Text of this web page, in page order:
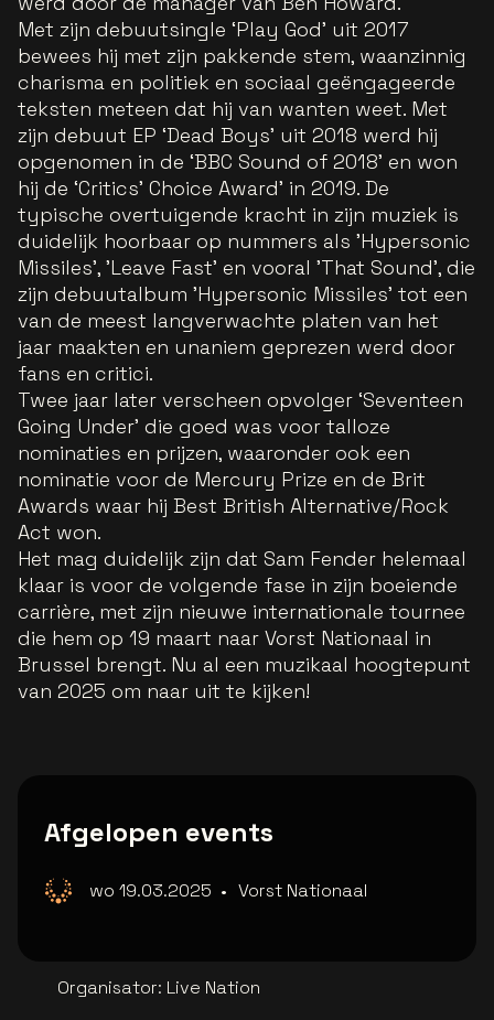
Met zijn debuutsingle ‘Play God’ uit 2017
bewees hij met zijn pakkende stem, waanzinnig
charisma en politiek en sociaal geëngageerde
teksten meteen dat hij van wanten weet. Met
zijn debuut EP ‘Dead Boys’ uit 2018 werd hij
opgenomen in de ‘BBC Sound of 2018’ en won
hij de ‘Critics’ Choice Award’ in 2019. De
typische overtuigende kracht in zijn muziek is
duidelijk hoorbaar op nummers als 'Hypersonic
Missiles', 'Leave Fast' en vooral 'That Sound', die
zijn debuutalbum 'Hypersonic Missiles' tot een
van de meest langverwachte platen van het
jaar maakten en unaniem geprezen werd door
fans en critici.
Twee jaar later verscheen opvolger ‘Seventeen
Going Under’ die goed was voor talloze
nominaties en prijzen, waaronder ook een
nominatie voor de Mercury Prize en de Brit
Awards waar hij Best British Alternative/Rock
Act won.
Het mag duidelijk zijn dat Sam Fender helemaal
klaar is voor de volgende fase in zijn boeiende
carrière, met zijn nieuwe internationale tournee
die hem op 19 maart naar Vorst Nationaal in
Brussel brengt. Nu al een muzikaal hoogtepunt
van 2025 om naar uit te kijken!
Afgelopen events
wo 19.03.2025 • Vorst Nationaal
Organisator: Live Nation